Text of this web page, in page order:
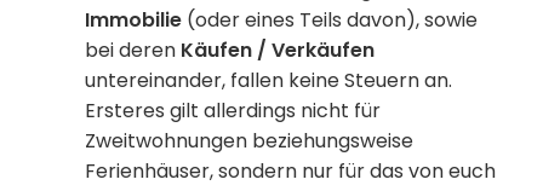
Immobilie (oder eines Teils davon), sowie
bei deren Käufen / Verkäufen
untereinander, fallen keine Steuern an.
Ersteres gilt allerdings nicht für
Zweitwohnungen beziehungsweise
Ferienhäuser, sondern nur für das von euch